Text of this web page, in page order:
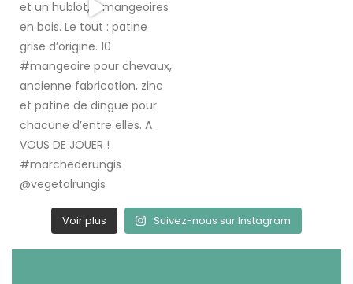
Voir plus Suivez-nous sur Instagram